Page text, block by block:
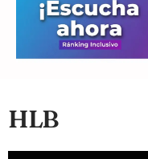
HLB